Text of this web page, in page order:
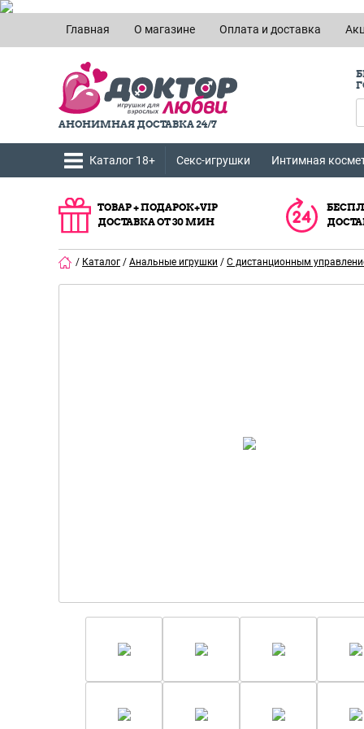
Главная О магазине Оплата и доставка
АНОНИМНАЯ ДОСТАВКА 24/7
Каталог 18+ Секс-игрушки Интимная
ТОВАР + ПОДАРОК+VIP
ДОСТАВКА ОТ 30 МИН
/ Каталог / Анальные игрушки / С дистанционным